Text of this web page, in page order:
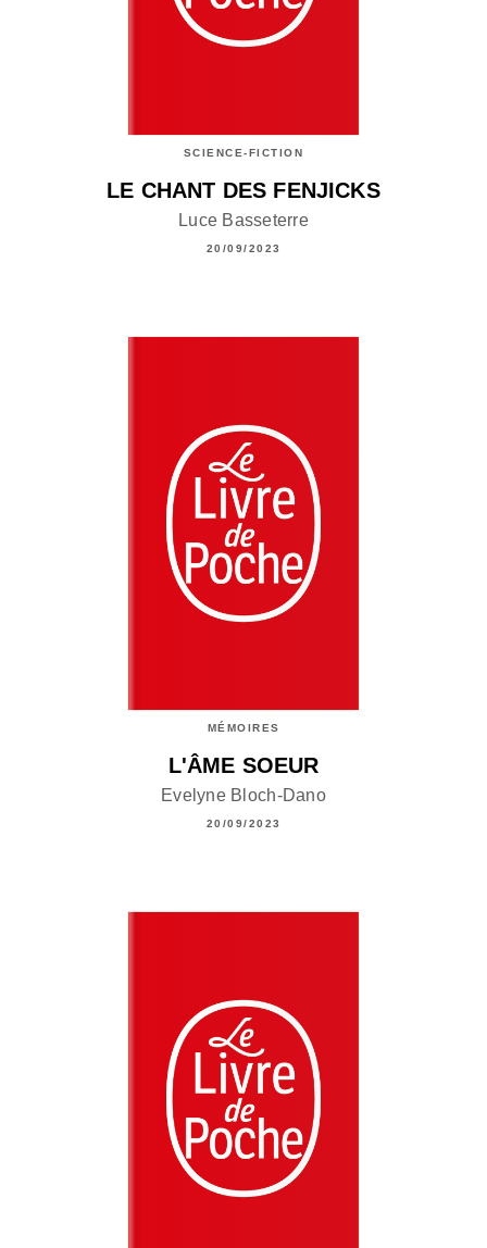
SCIENCE-FICTION
LE CHANT DES FENJICKS
Luce Basseterre
20/09/2023
MÉMOIRES
L'ÂME SOEUR
Evelyne Bloch-Dano
20/09/2023